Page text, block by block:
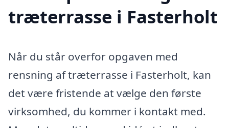
træterrasse i Fasterholt
Når du står overfor opgaven med
rensning af træterrasse i Fasterholt, kan
det være fristende at vælge den første
virksomhed, du kommer i kontakt med.